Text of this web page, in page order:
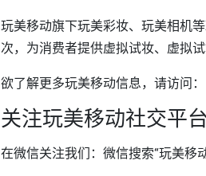
玩美移动旗下玩美彩妆、玩美相机
次，为消费者提供虚拟试妆、虚拟
欲了解更多玩美移动信息，请访问：
关注玩美移动社交平台
在微信关注我们：微信搜索“玩美移